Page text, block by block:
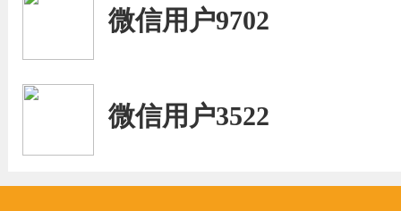
微信用户9702
微信用户3522